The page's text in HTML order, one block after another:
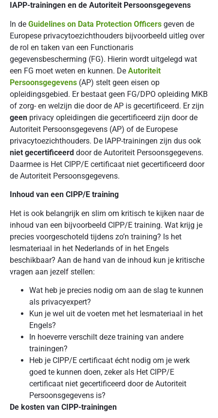
IAPP-trainingen en de Autoriteit Persoonsgegevens
In de Guidelines on Data Protection Officers geven de
Europese privacytoezichthouders bijvoorbeeld uitleg over
de rol en taken van een Functionaris
gegevensbescherming (FG). Hierin wordt uitgelegd wat
een FG moet weten en kunnen. De Autoriteit
Persoonsgegevens (AP) stelt geen eisen op
opleidingsgebied. Er bestaat geen FG/DPO opleiding MKB
of zorg- en welzijn die door de AP is gecertificeerd. Er zijn
geen privacy opleidingen die gecertificeerd zijn door de
Autoriteit Persoonsgegevens (AP) of de Europese
privacytoezichthouders. De IAPP-trainingen zijn dus ook
niet gecertificeerd door de Autoriteit Persoonsgegevens.
Daarmee is Het CIPP/E certificaat niet gecertificeerd door
de Autoriteit Persoonsgegevens.
Inhoud van een CIPP/E training
Het is ook belangrijk en slim om kritisch te kijken naar de
inhoud van een bijvoorbeeld CIPP/E training. Wat krijg je
precies voorgeschoteld tijdens zo’n training? Is het
lesmateriaal in het Nederlands of in het Engels
beschikbaar? Aan de hand van de inhoud kun je kritische
vragen aan jezelf stellen:
Wat heb je precies nodig om aan de slag te kunnen
als privacyexpert?
Kun je wel uit de voeten met het lesmateriaal in het
Engels?
In hoeverre verschilt deze training van andere
trainingen?
Heb je CIPP/E certificaat écht nodig om je werk
goed te kunnen doen, zeker als Het CIPP/E
certificaat niet gecertificeerd door de Autoriteit
Persoonsgegevens is?
De kosten van CIPP-trainingen